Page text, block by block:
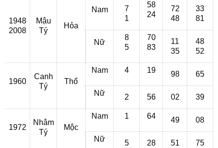
1948
2008
Mậu
Tý
Hỏa
Nam
7
1
58
24
72
48
33
81
Nữ
8
5
70
83
11
35
48
52
1960
Canh
Tý
Thổ
Nam 4 19 98 65
Nữ 2 56 02 39
1972
Nhâm
Tý
Mộc
Nam 1 64 49 08
Nữ 5 28 51
75